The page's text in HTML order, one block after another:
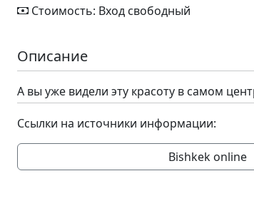
Стоимость: Вход свободный
Описание
А вы уже видели эту красоту в самом
Ссылки на источники информации:
Bishkek online